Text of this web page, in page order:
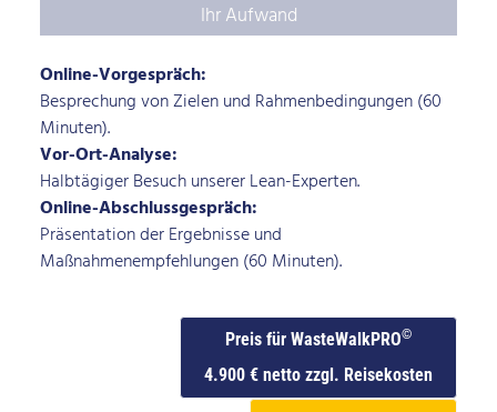
Ihr Aufwand
Online-Vorgespräch:
Besprechung von Zielen und Rahmenbedingungen (60
Minuten).
Vor-Ort-Analyse:
Halbtägiger Besuch unserer Lean-Experten.
Online-Abschlussgespräch:
Präsentation der Ergebnisse und
Maßnahmenempfehlungen (60 Minuten).
Preis für WasteWalkPRO©
4.900 € netto zzgl. Reisekosten